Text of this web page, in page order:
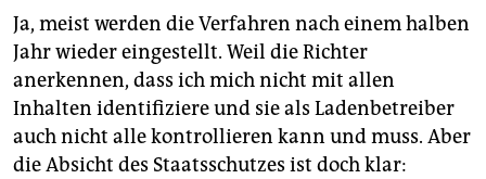
Ja, meist werden die Verfahren nach einem halben
Jahr wieder eingestellt. Weil die Richter
anerkennen, dass ich mich nicht mit allen
Inhalten identifiziere und sie als Ladenbetreiber
auch nicht alle kontrollieren kann und muss. Aber
die Absicht des Staatsschutzes ist doch klar: